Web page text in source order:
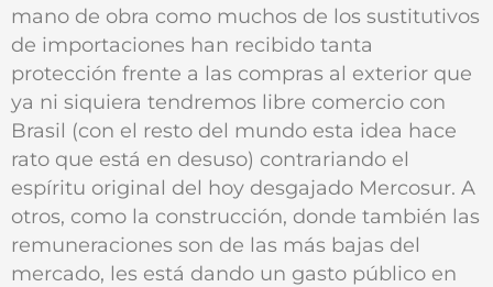
mano de obra como muchos de los sustitutivos
de importaciones han recibido tanta
protección frente a las compras al exterior que
ya ni siquiera tendremos libre comercio con
Brasil (con el resto del mundo esta idea hace
rato que está en desuso) contrariando el
espíritu original del hoy desgajado Mercosur. A
otros, como la construcción, donde también las
remuneraciones son de las más bajas del
mercado, les está dando un gasto público en